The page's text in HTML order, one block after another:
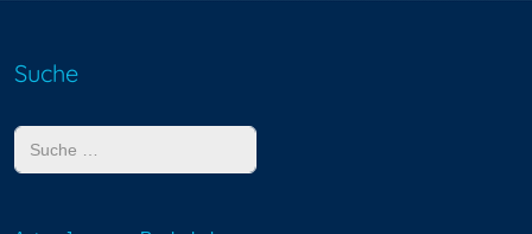
Suche
Suchen